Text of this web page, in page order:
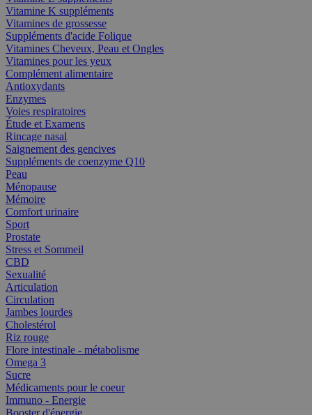
Vitamine K suppléments
Vitamines de grossesse
Suppléments d'acide Folique
Vitamines Cheveux, Peau et Ongles
Vitamines pour les yeux
Complément alimentaire
Antioxydants
Enzymes
Voies respiratoires
Étude et Examens
Rincage nasal
Saignement des gencives
Suppléments de coenzyme Q10
Peau
Ménopause
Mémoire
Comfort urinaire
Sport
Prostate
Stress et Sommeil
CBD
Sexualité
Articulation
Circulation
Jambes lourdes
Cholestérol
Riz rouge
Flore intestinale - métabolisme
Omega 3
Sucre
Médicaments pour le coeur
Immuno - Energie